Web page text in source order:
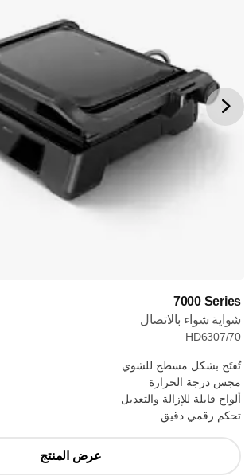
‎7000 Series
شواية شواء بالاتصال
HD6307/70
تُفتَح بشكل مسطح للشوي
مجس درجة الحرارة
ألواح قابلة للإزالة والتعديل
تحكم رقمي دقيق
عرض المنتج